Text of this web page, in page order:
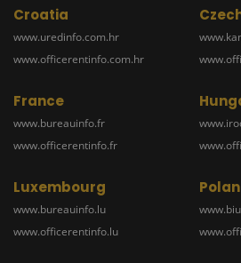
Croatia
www.uredinfo.com.hr
www.officerentinfo.com.hr
France
www.bureauinfo.fr
www.officerentinfo.fr
Luxembourg
www.bureauinfo.lu
www.officerentinfo.lu